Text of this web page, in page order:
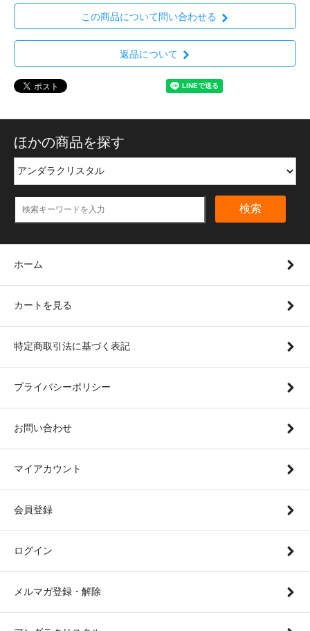
この商品について問い合わせる
返品について
ほかの商品を探す
検索
ホーム
カートを見る
特定商取引法に基づく表記
プライバシーポリシー
お問い合わせ
マイアカウント
会員登録
ログイン
メルマガ登録・解除